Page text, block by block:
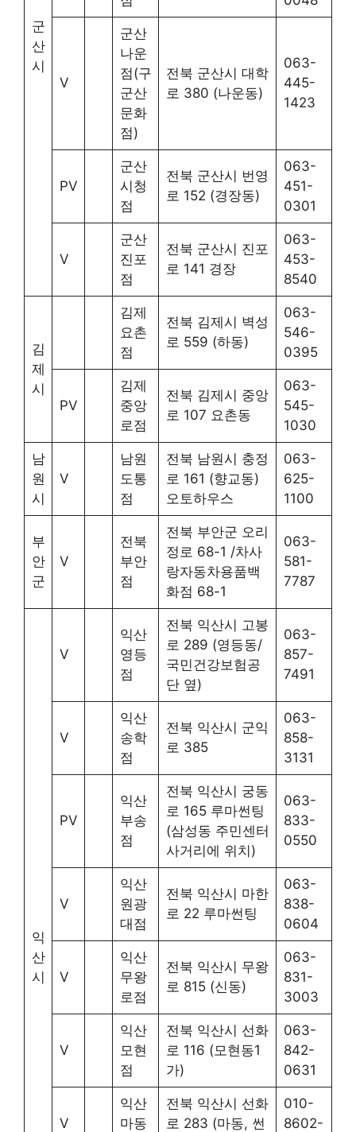
군
산
시
V
군산
나운
점(구
군산
문화
점)
전북 군산시 대학
로 380 (나운동)
063-
445-
1423
PV
군산
시청
점
전북 군산시 번영
로 152 (경장동)
063-
451-
0301
V
군산
진포
점
전북 군산시 진포
로 141 경장
063-
453-
8540
김
제
시
김제
요촌
점
전북 김제시 벽성
로 559 (하동)
063-
546-
0395
PV
김제
중앙
로점
전북 김제시 중앙
로 107 요촌동
063-
545-
1030
남
원
시
V
남원
도통
점
전북 남원시 충정
로 161 (향교동)
오토하우스
063-
625-
1100
부
안
군
V
전북
부안
점
전북 부안군 오리
정로 68-1 /차사
랑자동차용품백
화점 68-1
063-
581-
7787
익
산
시
V
익산
영등
점
전북 익산시 고봉
로 289 (영등동/
국민건강보험공
단 옆)
063-
857-
7491
V
익산
송학
점
전북 익산시 군익
로 385
063-
858-
3131
PV
익산
부송
점
전북 익산시 궁동
로 165 루마썬팅
(삼성동 주민센터
사거리에 위치)
063-
833-
0550
V
익산
원광
대점
전북 익산시 마한
로 22 루마썬팅
063-
838-
0604
V
익산
무왕
로점
전북 익산시 무왕
로 815 (신동)
063-
831-
3003
V
익산
모현
점
전북 익산시 선화
로 116 (모현동1
가)
063-
842-
0631
V
익산
마동
전북 익산시 선화
로 283 (마동, 썬
010-
8602-